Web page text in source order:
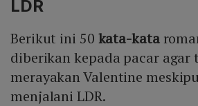
LDR
Berikut ini 50 kata-kata
diberikan kepada pacar agar
merayakan Valentine
menjalani LDR.